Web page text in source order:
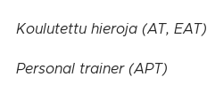
Koulutettu hieroja (AT, EAT)
Personal trainer (APT)